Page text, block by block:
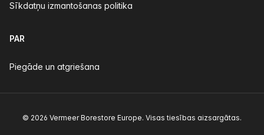
Sīkdatņu izmantošanas politika
PAR
Piegāde un atgriešana
© 2026 Vermeer Borestore Europe. Visas tiesības aizsargātas.